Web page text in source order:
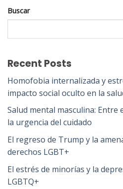
Buscar
Recent Posts
Homofobia internalizada y
impacto social oculto en la
Salud mental masculina:
la urgencia del cuidado
El regreso de Trump y la
derechos LGBT+
El estrés de minorías y la
LGBTQ+